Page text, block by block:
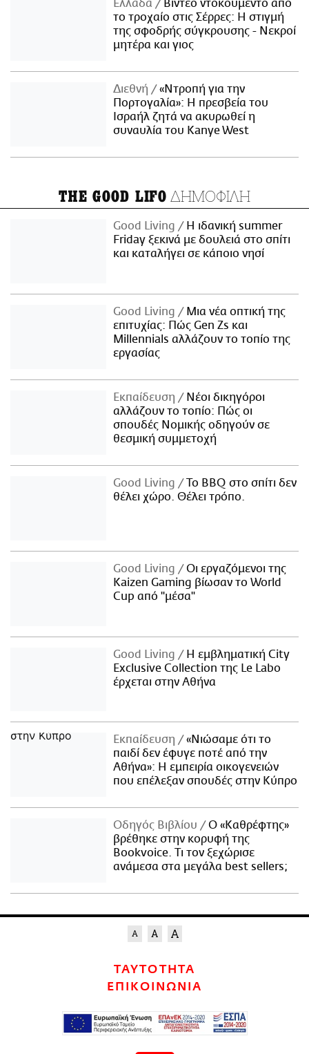
Ελλάδα
Βίντεο ντοκουμέντο από
το τροχαίο στις Σέρρες: Η στιγμή
της σφοδρής σύγκρουσης - Νεκροί
μητέρα και γιος
Διεθνή
«Ντροπή για την
Πορτογαλία»: Η πρεσβεία του
Ισραήλ ζητά να ακυρωθεί η
συναυλία του Kanye West
THE GOOD LIFO ΔΗΜΟΦΙΛΗ
Good Living
Η ιδανική summer
Friday ξεκινά με δουλειά στο σπίτι
και καταλήγει σε κάποιο νησί
Good Living
Μια νέα οπτική της
επιτυχίας: Πώς Gen Zs και
Millennials αλλάζουν το τοπίο της
εργασίας
Εκπαίδευση
Νέοι δικηγόροι
αλλάζουν το τοπίο: Πώς οι
σπουδές Νομικής οδηγούν σε
θεσμική συμμετοχή
Good Living
Το BBQ στο σπίτι δεν
θέλει χώρο. Θέλει τρόπο.
Good Living
Οι εργαζόμενοι της
Kaizen Gaming βίωσαν το World
Cup από "μέσα"
Good Living
Η εμβληματική City
Exclusive Collection της Le Labo
έρχεται στην Αθήνα
Εκπαίδευση
«Νιώσαμε ότι το
παιδί δεν έφυγε ποτέ από την
Αθήνα»: Η εμπειρία οικογενειών
που επέλεξαν σπουδές στην Κύπρο
Οδηγός Βιβλίου
Ο «Καθρέφτης»
βρέθηκε στην κορυφή της
Bookvoice. Τι τον ξεχώρισε
ανάμεσα στα μεγάλα best sellers;
ΤΑΥΤΟΤΗΤΑ
ΕΠΙΚΟΙΝΩΝΙΑ